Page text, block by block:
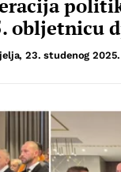
obljetnicu
23. studenog 2025.